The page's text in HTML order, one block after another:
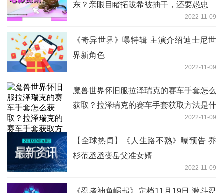
东？亲眼目睹拓跋希被抽干，还要愚忠
2022-11-09
《奇异世界》曝特辑 主演介绍迪士尼世
界新角色
2022-11-09
魔兽世界怀旧服拉泽瑞克的赛车手套怎么
获取？拉泽瑞克的赛车手套获取方法是什
2022-11-09
【全球热闻】《人生路不熟》曝预告 乔
杉范丞丞变岳父准女婿
2022-11-09
《忍者神龟崛起》定档11月19日 激斗忍